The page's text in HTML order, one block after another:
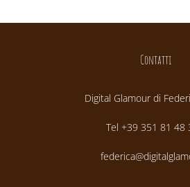
Contatti
Digital Glamour di
Tel +39 351 81 48